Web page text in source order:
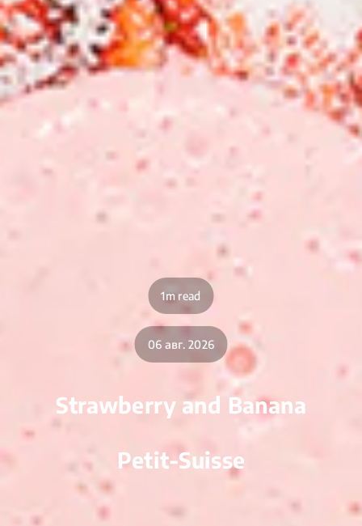
1m read
06 авг. 2026
Strawberry and Banana
Petit-Suisse